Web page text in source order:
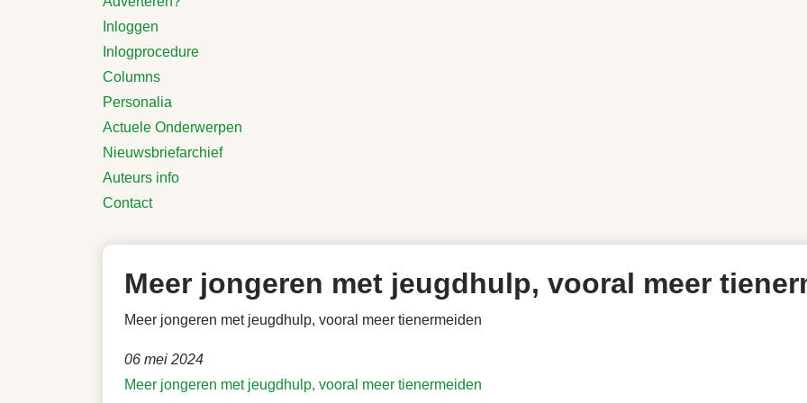
Inloggen
Inlogprocedure
Columns
Personalia
Actuele Onderwerpen
Nieuwsbriefarchief
Auteurs info
Contact
Meer jongeren met jeugdhulp, vooral meer
Meer jongeren met jeugdhulp, vooral meer tienermeiden
06 mei 2024
Meer jongeren met jeugdhulp, vooral meer tienermeiden